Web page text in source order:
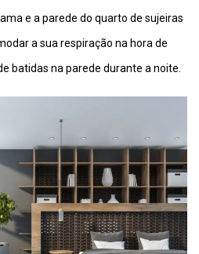
e a parede do quarto de sujeiras
a sua respiração na hora de
batidas na parede durante a noite.